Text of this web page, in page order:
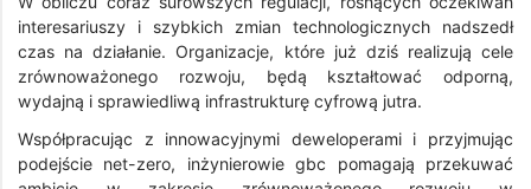
interesariuszy i szybkich zmian technologicznych nadszedł
czas na działanie. Organizacje, które już dziś realizują cele
zrównoważonego rozwoju, będą kształtować odporną,
wydajną i sprawiedliwą infrastrukturę cyfrową jutra.
Współpracując z innowacyjnymi deweloperami i przyjmując
podejście net-zero, inżynierowie gbc pomagają przekuwać